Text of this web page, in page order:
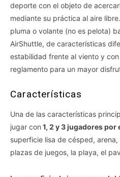
deporte con el objeto de
mediante su práctica al aire
pluma o volante (no es pelota)
AirShuttle, de características
estabilidad frente al viento y
reglamento para un mayor
Características
Una de las características
jugar con 1, 2 y 3 jugadores por
superficie lisa de césped,
plazas de juegos, la playa, el